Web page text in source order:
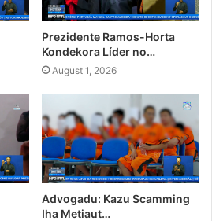
Prezidente Ramos-Horta
Kondekora Líder no…
August 1, 2026
Advogadu: Kazu Scamming
Iha Metiaut…